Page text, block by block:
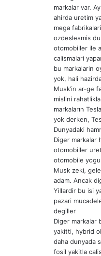
markalar var.
ahirda uretim
mega
ozdeslesmis
otomobiller ile
calismalari
bu markalarin
yok, hali
Musk’in ar-ge
mislini
markaların
yok derken,
Dunyadaki
Diger markalar
otomobiller
otomobile
Musk zeki,
adam. Ancak
Yillardir bu isi
pazari
degiller
Diger markalar
yakitti, hybrid
daha dunyada
fosil yakitla